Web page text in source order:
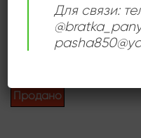
Gonzales, Dizzy Gillespie –
Strictly Bebop
840,00₽
Продано
Для связи: